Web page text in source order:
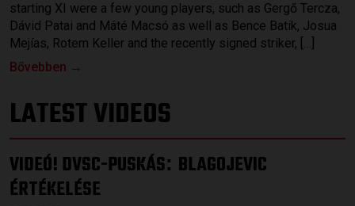
starting XI were a few young players, such as Gergő Tercza,
Dávid Patai and Máté Macsó as well as Bence Batik, Josua
Mejías, Rotem Keller and the recently signed striker, […]
Bővebben →
LATEST VIDEOS
VIDEÓ! DVSC-PUSKÁS: BLAGOJEVIC
ÉRTÉKELÉSE